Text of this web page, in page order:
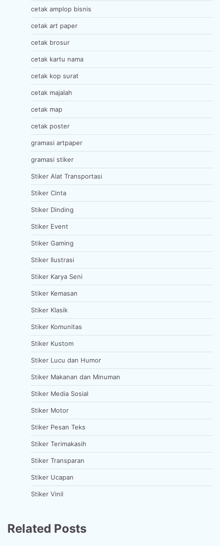
cetak amplop bisnis
cetak art paper
cetak brosur
cetak kartu nama
cetak kop surat
cetak majalah
cetak map
cetak poster
gramasi artpaper
gramasi stiker
Stiker Alat Transportasi
Stiker Cinta
Stiker Dinding
Stiker Event
Stiker Gaming
Stiker Ilustrasi
Stiker Karya Seni
Stiker Kemasan
Stiker Klasik
Stiker Komunitas
Stiker Kustom
Stiker Lucu dan Humor
Stiker Makanan dan Minuman
Stiker Media Sosial
Stiker Motor
Stiker Pesan Teks
Stiker Terimakasih
Stiker Transparan
Stiker Ucapan
Stiker Vinil
Related Posts